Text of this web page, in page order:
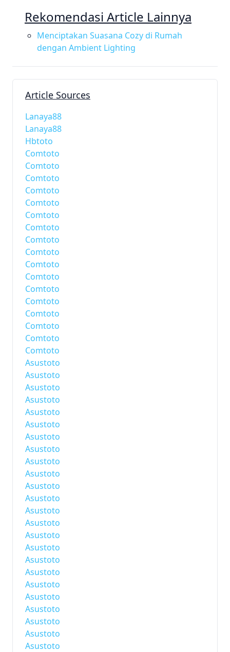
Rekomendasi Article Lainnya
Menciptakan Suasana Cozy di Rumah
dengan Ambient Lighting
Article Sources
Lanaya88
Lanaya88
Hbtoto
Comtoto
Comtoto
Comtoto
Comtoto
Comtoto
Comtoto
Comtoto
Comtoto
Comtoto
Comtoto
Comtoto
Comtoto
Comtoto
Comtoto
Comtoto
Comtoto
Comtoto
Asustoto
Asustoto
Asustoto
Asustoto
Asustoto
Asustoto
Asustoto
Asustoto
Asustoto
Asustoto
Asustoto
Asustoto
Asustoto
Asustoto
Asustoto
Asustoto
Asustoto
Asustoto
Asustoto
Asustoto
Asustoto
Asustoto
Asustoto
Asustoto